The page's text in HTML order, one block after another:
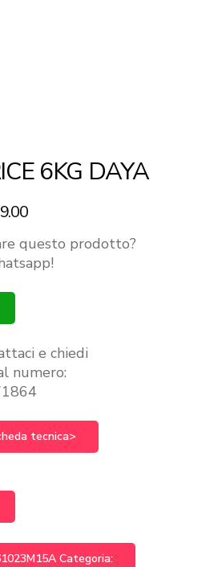
6KG DAYA
Il
attuale
è:
questo prodotto?
e chiedi
numero:
tecnica>
Categoria: